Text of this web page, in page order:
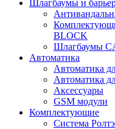
Шлагбаумы и
BLOCK
Шлагбаумы
Автоматика
Автоматика
Автоматика
Аксессуары
GSM модули
Комплектующие
Система